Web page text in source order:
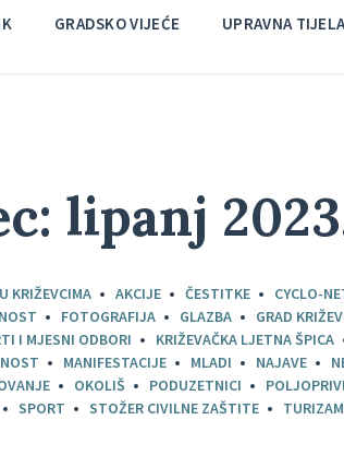
GRADSKO VIJEĆE UPRAVNA
lipanj
KRIŽEVCIMA AKCIJE ČESTITKE CYCLO-
FOTOGRAFIJA GLAZBA
GRAD
I MJESNI ODBORI
KRIŽEVAČKA LJETNA ŠPICA
MANIFESTACIJE MLADI NAJAVE
OKOLIŠ PODUZETNICI
SPORT STOŽER CIVILNE ZAŠTITE TURIZAM